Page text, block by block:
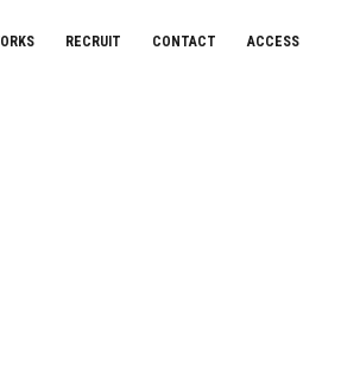
RECRUIT CONTACT ACCESS